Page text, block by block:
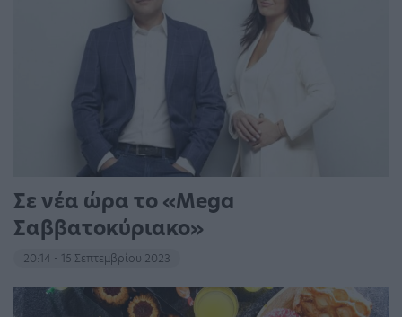
Σε νέα ώρα το «Mega
Σαββατοκύριακο»
20:14 - 15 Σεπτεμβρίου 2023